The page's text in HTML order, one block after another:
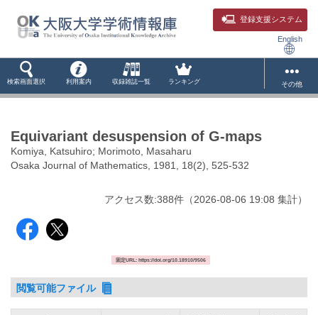
登録支援システム
English
検索画面選択 利用案内 収録雑誌一覧 ランキング その他
Equivariant desuspension of G-maps
Komiya, Katsuhiro; Morimoto, Masaharu
Osaka Journal of Mathematics, 1981, 18(2), 525-532
アクセス数:388件 （2026-08-06 19:08 集計）
固定URL: https://doi.org/10.18910/9506
閲覧可能ファイル